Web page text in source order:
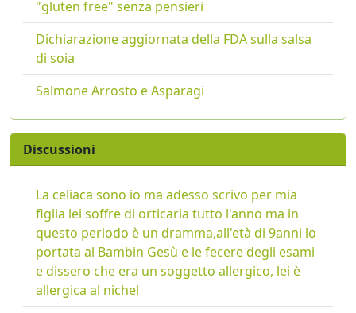
"gluten free" senza pensieri
Dichiarazione aggiornata della FDA sulla salsa
di soia
Salmone Arrosto e Asparagi
Discussioni
La celiaca sono io ma adesso scrivo per mia
figlia lei soffre di orticaria tutto l'anno ma in
questo periodo è un dramma,all'età di 9anni lo
portata al Bambin Gesù e le fecere degli esami
e dissero che era un soggetto allergico, lei è
allergica al nichel